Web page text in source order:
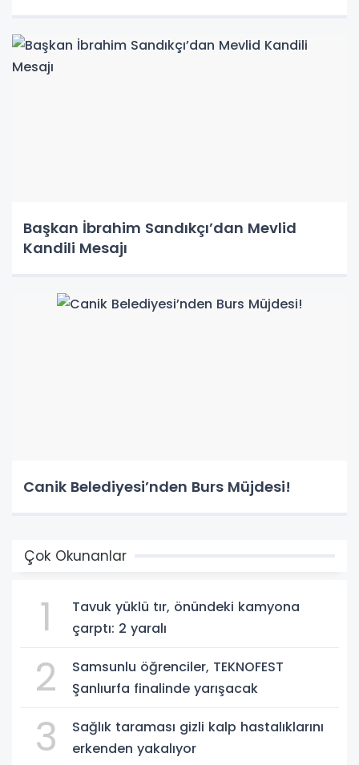
Başkan İbrahim Sandıkçı’dan Mevlid
Kandili Mesajı
Canik Belediyesi’nden Burs Müjdesi!
Çok Okunanlar
1
Tavuk yüklü tır, önündeki kamyona
çarptı: 2 yaralı
2
Samsunlu öğrenciler, TEKNOFEST
Şanlıurfa finalinde yarışacak
3
Sağlık taraması gizli kalp hastalıklarını
erkenden yakalıyor